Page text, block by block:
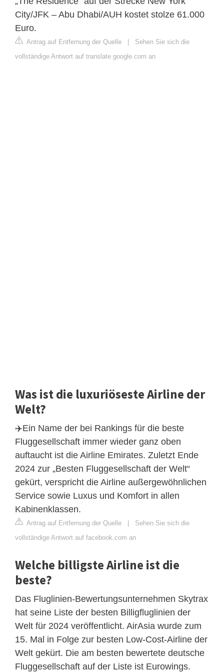
City/JFK – Abu Dhabi/AUH kostet stolze 61.000
Euro.
Antrag auf Entfernung der Quelle | Sehen Sie sich die
vollständige Antwort auf translate.google.com an
Was ist die luxuriöseste Airline der
Welt?
✈️Ein Name der bei Rankings für die beste
Fluggesellschaft immer wieder ganz oben
auftaucht ist die Airline Emirates. Zuletzt Ende
2024 zur „Besten Fluggesellschaft der Welt“
gekürt, verspricht die Airline außergewöhnlichen
Service sowie Luxus und Komfort in allen
Kabinenklassen.
Antrag auf Entfernung der Quelle | Sehen Sie sich die
vollständige Antwort auf facebook.com an
Welche billigste Airline ist die
beste?
Das Fluglinien-Bewertungsunternehmen Skytrax
hat seine Liste der besten Billigfluglinien der
Welt für 2024 veröffentlicht. AirAsia wurde zum
15. Mal in Folge zur besten Low-Cost-Airline der
Welt gekürt. Die am besten bewertete deutsche
Fluggesellschaft auf der Liste ist Eurowings.